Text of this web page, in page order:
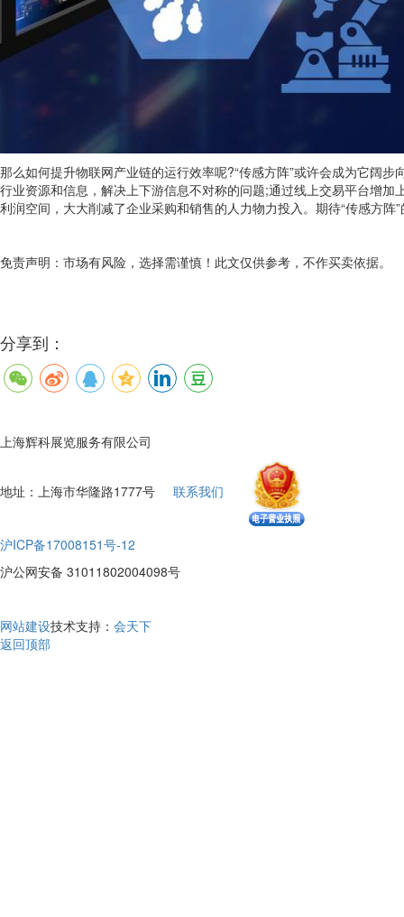
那么如何提升物联网产业链的运行效率呢?“传感方阵”或许会成为它阔
行业资源和信息，解决上下游信息不对称的问题;通过线上交易平台增
利润空间，大大削减了企业采购和销售的人力物力投入。期待“传感方阵”
免责声明：市场有风险，选择需谨慎！此文仅供参考，不作买卖依据。
分享到：
上海辉科展览服务有限公司
地址：上海市华隆路1777号 联系我们
沪ICP备17008151号-12
沪公网安备 31011802004098号
网站建设技术支持： 会天下
返回顶部